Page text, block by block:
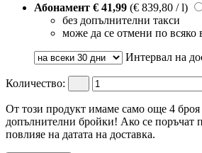
Абонамент € 41,99 (€ 839,80 / l)
без допълнителни такси
може да се отмени по всяко
Интервал на
Количество:
От този продукт имаме само още 4
допълнителни бройки! Ако се поръчат
повлияе на датата на доставка.